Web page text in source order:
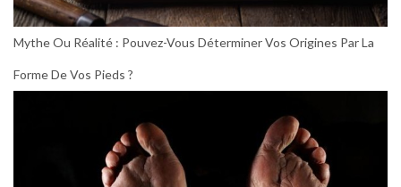
Mythe Ou Réalité : Pouvez-Vous Déterminer Vos Origines Par La
Forme De Vos Pieds ?